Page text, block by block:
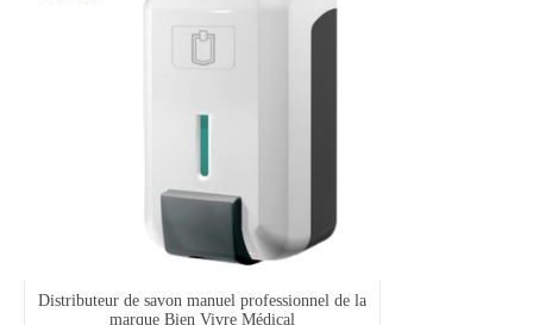
Distributeur de savon manuel professionnel de la
marque Bien Vivre Médical